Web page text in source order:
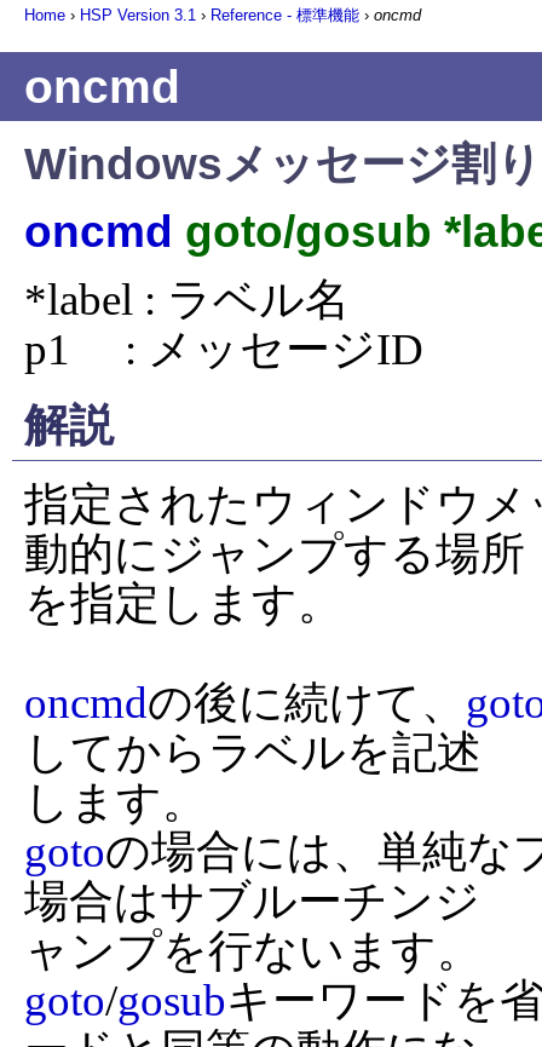
Home › HSP Version 3.1 › Reference - 標準機能 › oncmd
oncmd
Windowsメッセージ割
oncmd goto/gosub
*label : ラベル名
p1     : メッセージID
解説
指定されたウィンドウ
動的にジャンプする場所
を指定します。
oncmdの後に続けて、
してからラベルを記述
gotoの場合には、単純な
場合はサブルーチンジ
goto/gosubキーワードを